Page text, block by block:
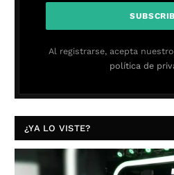
Al registrarse, acepta
política de
¿YA LO VISTE?